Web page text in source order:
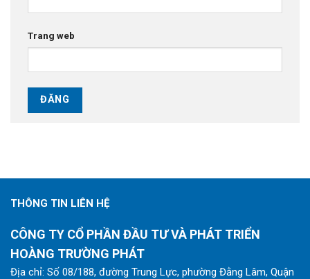
Trang web
THÔNG TIN LIÊN HỆ
CÔNG TY CỔ PHẦN ĐẦU TƯ VÀ PHÁT TRIỂN
HOÀNG TRƯỜNG PHÁT
Địa chỉ: Số 08/188, đường Trung Lực, phường Đằng Lâm, Quận